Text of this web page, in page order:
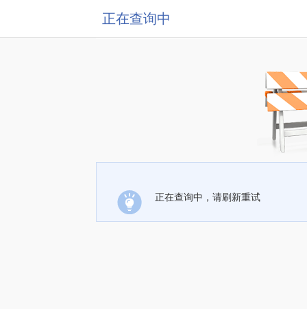
正在查询中
正在查询中，请刷新重试